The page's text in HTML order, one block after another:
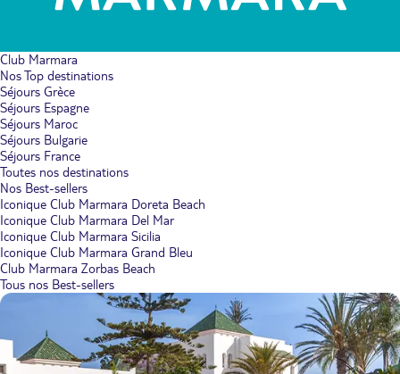
Club Marmara
Nos Top destinations
Séjours Grèce
Séjours Espagne
Séjours Maroc
Séjours Bulgarie
Séjours France
Toutes nos destinations
Nos Best-sellers
Iconique Club Marmara Doreta Beach
Iconique Club Marmara Del Mar
Iconique Club Marmara Sicilia
Iconique Club Marmara Grand Bleu
Club Marmara Zorbas Beach
Tous nos Best-sellers